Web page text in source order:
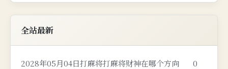
全站最新
2028年05月04日打麻将打麻将财神在哪个方向 0